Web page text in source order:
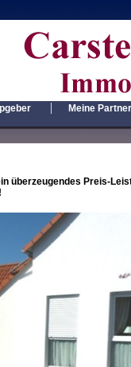
| Meine Partner
überzeugendes Preis-